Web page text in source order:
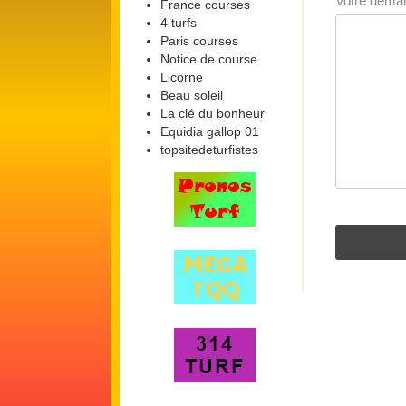
France courses
4 turfs
Paris courses
Notice de course
Licorne
Beau soleil
La clé du bonheur
Equidia gallop 01
topsitedeturfistes